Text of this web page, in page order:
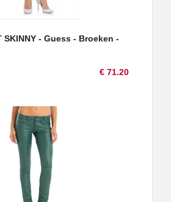
SKINNY - Guess - Broeken -
€ 71.20